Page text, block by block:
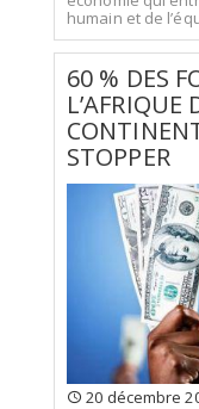
humain et de
60 % DES
L’AFRIQUE
STOPPER
20 décembre